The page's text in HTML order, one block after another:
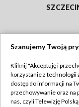
Abonament TVP
Szanujemy Twoją
Kliknij "Akceptuję i
korzystanie z technologii
dostęp do informacji na
przechowywanie oraz na
nas, czyli Telewizję